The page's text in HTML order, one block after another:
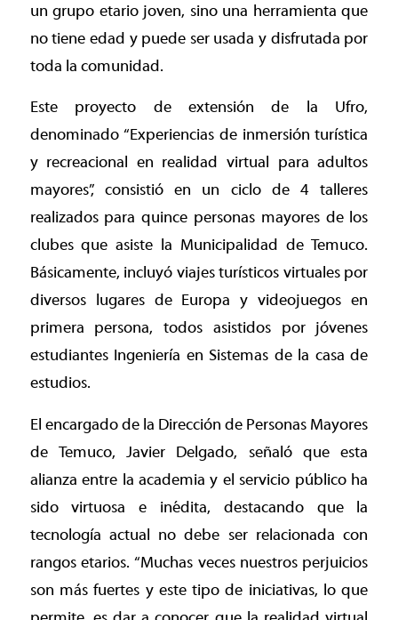
un grupo etario joven, sino una herramienta que
no tiene edad y puede ser usada y disfrutada por
toda la comunidad.
Este proyecto de extensión de la Ufro,
denominado “Experiencias de inmersión turística
y recreacional en realidad virtual para adultos
mayores”, consistió en un ciclo de 4 talleres
realizados para quince personas mayores de los
clubes que asiste la Municipalidad de Temuco.
Básicamente, incluyó viajes turísticos virtuales por
diversos lugares de Europa y videojuegos en
primera persona, todos asistidos por jóvenes
estudiantes Ingeniería en Sistemas de la casa de
estudios.
El encargado de la Dirección de Personas Mayores
de Temuco, Javier Delgado, señaló que esta
alianza entre la academia y el servicio público ha
sido virtuosa e inédita, destacando que la
tecnología actual no debe ser relacionada con
rangos etarios. “Muchas veces nuestros perjuicios
son más fuertes y este tipo de iniciativas, lo que